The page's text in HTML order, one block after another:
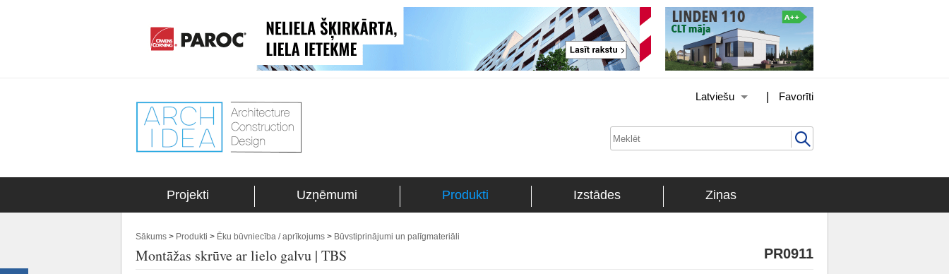
Favorīti
|
Latviešu
Projekti Uzņēmumi Produkti Izstādes Ziņas
Sākums > Produkti > Ēku būvniecība / aprīkojums > Būvstiprinājumi un palīgmateriāli
Montāžas skrūve ar lielo galvu | TBS PR0911